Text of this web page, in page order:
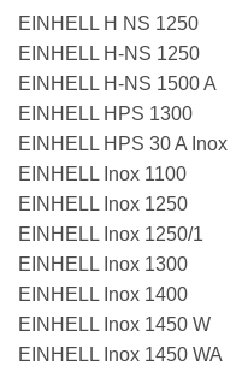
EINHELL H NS 1250
EINHELL H-NS 1250
EINHELL H-NS 1500 A
EINHELL HPS 1300
EINHELL HPS 30 A Inox
EINHELL Inox 1100
EINHELL Inox 1250
EINHELL Inox 1250/1
EINHELL Inox 1300
EINHELL Inox 1400
EINHELL Inox 1450 W
EINHELL Inox 1450 WA